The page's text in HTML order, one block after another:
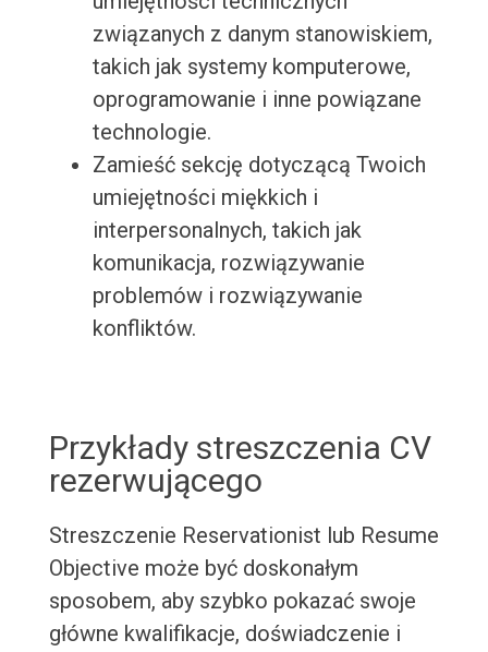
związanych z danym stanowiskiem,
takich jak systemy komputerowe,
oprogramowanie i inne powiązane
technologie.
Zamieść sekcję dotyczącą Twoich
umiejętności miękkich i
interpersonalnych, takich jak
komunikacja, rozwiązywanie
problemów i rozwiązywanie
konfliktów.
Przykłady streszczenia CV
rezerwującego
Streszczenie Reservationist lub Resume
Objective może być doskonałym
sposobem, aby szybko pokazać swoje
główne kwalifikacje, doświadczenie i